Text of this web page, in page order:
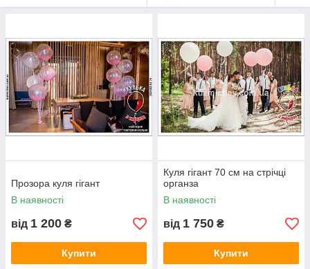
м. Полтава
+38095-168-44-08
+38050-685-02-74
Прозора куля гігант
В наявності
від 1 200 ₴
Купити
Куля гігант 70 см на стрічці
органза
В наявності
від 1 750 ₴
Купити